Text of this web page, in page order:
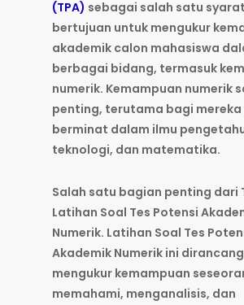
(TPA) sebagai salah satu
bertujuan untuk mengukur
akademik calon mahasiswa
berbagai bidang, termasuk
numerik. Kemampuan numerik
penting, terutama bagi mereka
berminat dalam ilmu
teknologi, dan matematika.
Salah satu bagian penting dari
Latihan Soal Tes Potensi
Numerik. Latihan Soal Tes
Akademik Numerik ini
mengukur kemampuan
memahami, menganalisis, dan